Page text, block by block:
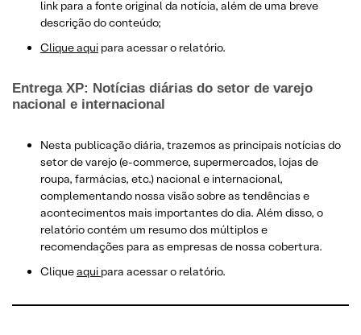
link para a fonte original da notícia, além de uma breve
descrição do conteúdo;
Clique aqui para acessar o relatório.
Entrega XP: Notícias diárias do setor de varejo
nacional e internacional
Nesta publicação diária, trazemos as principais notícias do
setor de varejo (e-commerce, supermercados, lojas de
roupa, farmácias, etc.) nacional e internacional,
complementando nossa visão sobre as tendências e
acontecimentos mais importantes do dia. Além disso, o
relatório contém um resumo dos múltiplos e
recomendações para as empresas de nossa cobertura.
Cliqueaqui para acessar o relatório.